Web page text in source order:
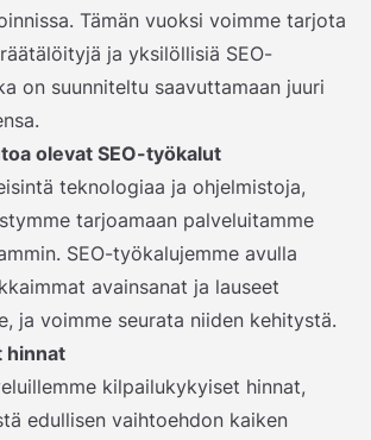
Tämän vuoksi voimme tarjota
ja yksilöllisiä SEO-
on suunniteltu saavuttamaan juuri
olevat SEO-työkalut
teknologiaa ja ohjelmistoja,
tarjoamaan palveluitamme
SEO-työkalujemme avulla
avainsanat ja lauseet
ja voimme seurata niiden kehitystä.
hinnat
kilpailukykyiset hinnat,
edullisen vaihtoehdon kaiken